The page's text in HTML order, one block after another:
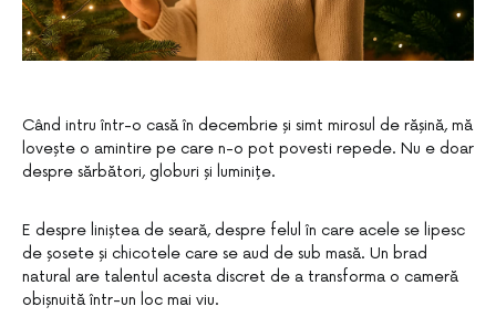
Când intru într-o casă în decembrie și simt mirosul de rășină, mă
lovește o amintire pe care n-o pot povesti repede. Nu e doar
despre sărbători, globuri și luminițe.
E despre liniștea de seară, despre felul în care acele se lipesc
de șosete și chicotele care se aud de sub masă. Un brad
natural are talentul acesta discret de a transforma o cameră
obișnuită într-un loc mai viu.